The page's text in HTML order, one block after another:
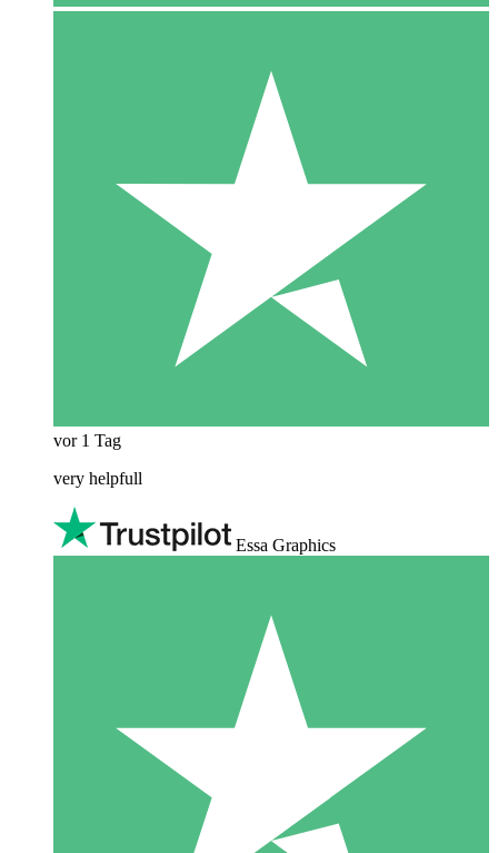
vor 1 Tag
very helpfull
Essa Graphics